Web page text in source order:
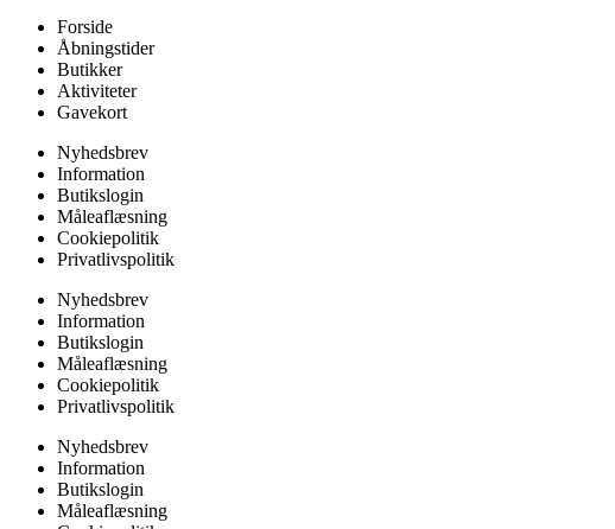
Forside
Åbningstider
Butikker
Aktiviteter
Gavekort
Nyhedsbrev
Information
Butikslogin
Måleaflæsning
Cookiepolitik
Privatlivspolitik
Nyhedsbrev
Information
Butikslogin
Måleaflæsning
Cookiepolitik
Privatlivspolitik
Nyhedsbrev
Information
Butikslogin
Måleaflæsning